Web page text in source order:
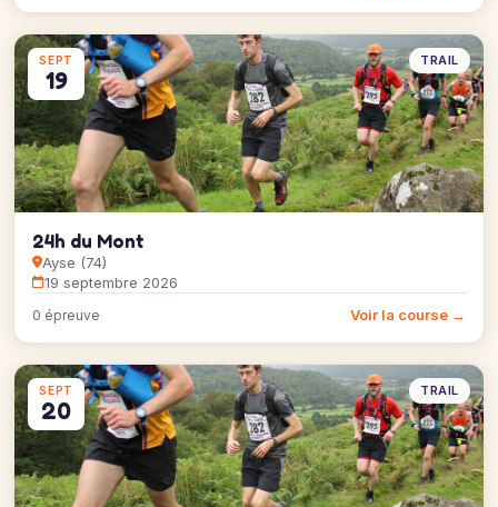
SEPT
19
TRAIL
24h du Mont
Ayse (74)
19 septembre 2026
0 épreuve Voir la course →
SEPT
20
TRAIL